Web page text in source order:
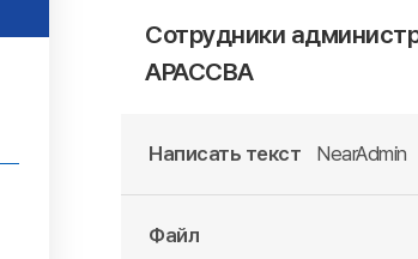
Сотрудники
АРАССВА
Написать текст NearAdmin
Файл